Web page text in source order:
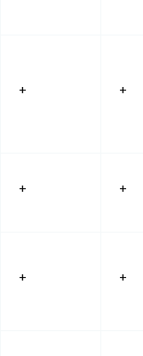
+ +
+ +
+ +